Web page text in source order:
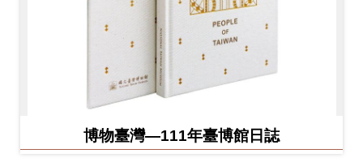
博物臺灣—111年臺博館日誌